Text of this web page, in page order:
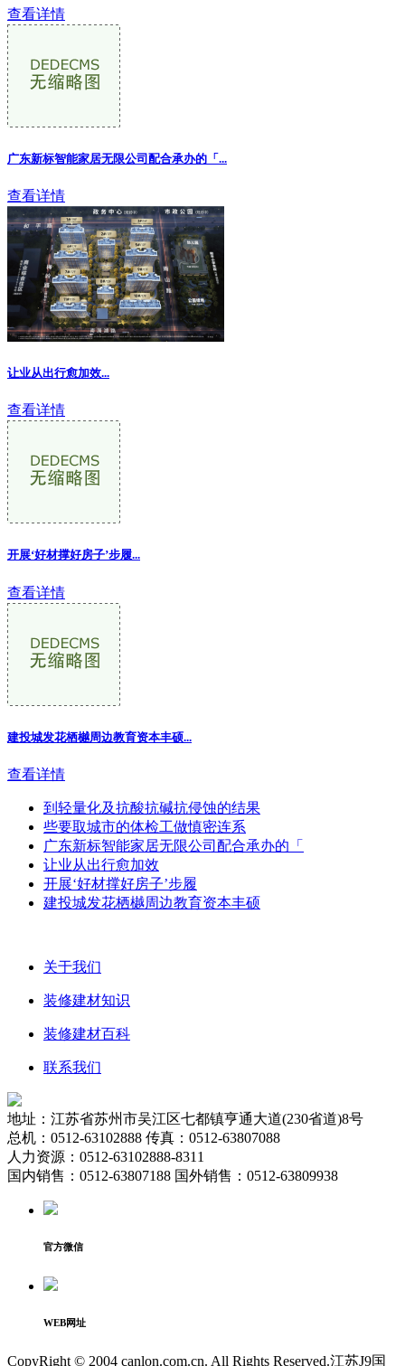
查看详情
广东新标智能家居无限公司配合承办的「...
查看详情
让业从出行愈加效...
查看详情
开展‘好材撑好房子’步履...
查看详情
建投城发花栖樾周边教育资本丰硕...
查看详情
到轻量化及抗酸抗碱抗侵蚀的结果
些要取城市的体检工做慎密连系
广东新标智能家居无限公司配合承办的「
让业从出行愈加效
开展‘好材撑好房子’步履
建投城发花栖樾周边教育资本丰硕
关于我们
装修建材知识
装修建材百科
联系我们
地址：江苏省苏州市吴江区七都镇亨通大道(230省道)8号
总机：0512-63102888 传真：0512-63807088
人力资源：0512-63102888-8311
国内销售：0512-63807188 国外销售：0512-63809938
官方微信
WEB网址
CopyRight © 2004 canlon.com.cn. All Rights Reserved.江苏J9国